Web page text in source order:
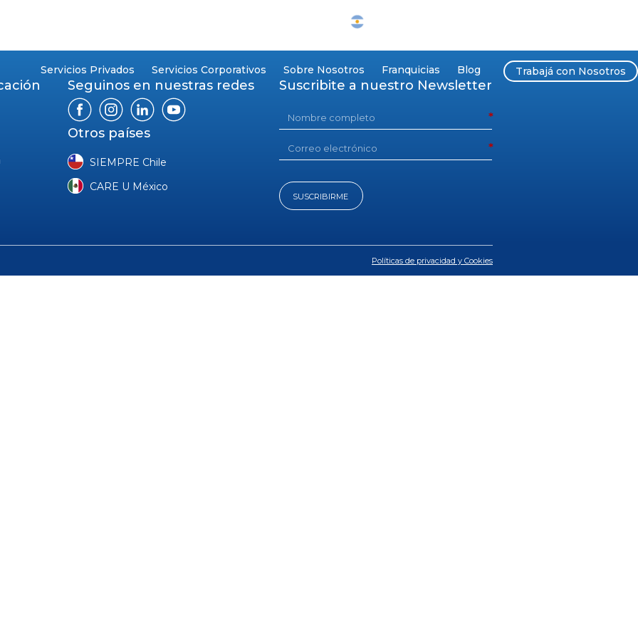
Servicios Privados Servicios Corporativos Sobre Nosotros Franquicias Blog Trabajá con Nosotros
Seguinos en nuestras redes
Otros países
SIEMPRE Chile
CARE U México
Suscribite a nuestro Newsletter
SUSCRIBIRME
Políticas de privacidad y Cookies